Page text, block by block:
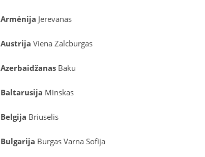
Armėnija Jerevanas
Austrija Viena Zalcburgas
Azerbaidžanas Baku
Baltarusija Minskas
Belgija Briuselis
Bulgarija Burgas Varna Sofija